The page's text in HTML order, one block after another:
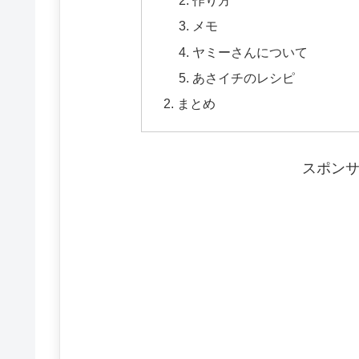
メモ
ヤミーさんについて
あさイチのレシピ
まとめ
スポン